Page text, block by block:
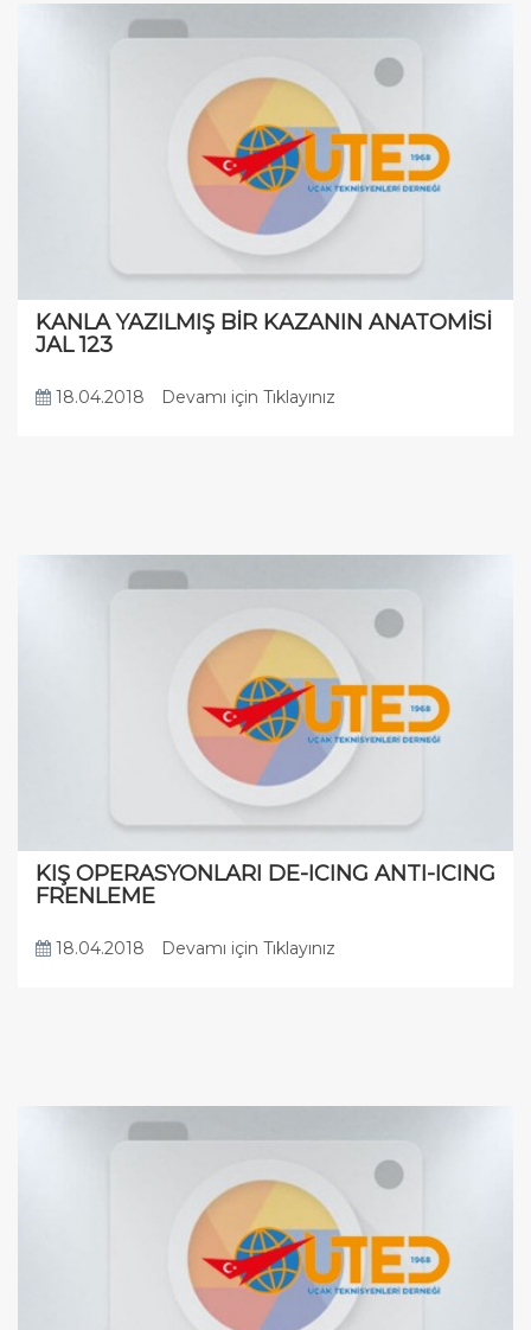
KANLA YAZILMIŞ BİR KAZANIN ANATOMİSİ
JAL 123
18.04.2018 Devamı için Tıklayınız
KIŞ OPERASYONLARI DE-ICING ANTI-ICING
FRENLEME
18.04.2018 Devamı için Tıklayınız